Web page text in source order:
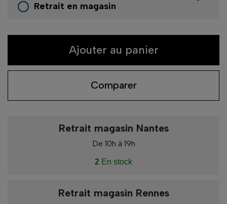
Retrait en magasin
Ajouter au panier
Comparer
Retrait magasin Nantes
De 10h à 19h
2 En stock
Retrait magasin Rennes